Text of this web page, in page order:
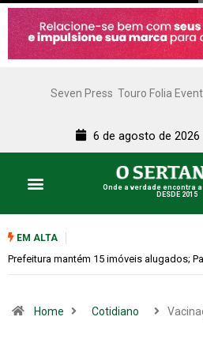
Seven Press Touro Folia
6 de agosto de 2026
Onde a verdade encontra
DESDE 2015
EM ALTA
Colina promove 1º Fórum de
Home Cotidiano